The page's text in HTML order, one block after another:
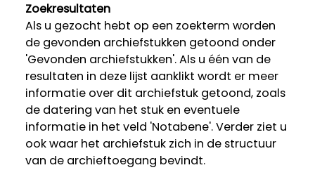
Zoekresultaten
Als u gezocht hebt op een zoekterm worden
de gevonden archiefstukken getoond onder
'Gevonden archiefstukken'. Als u één van de
resultaten in deze lijst aanklikt wordt er meer
informatie over dit archiefstuk getoond, zoals
de datering van het stuk en eventuele
informatie in het veld 'Notabene'. Verder ziet u
ook waar het archiefstuk zich in de structuur
van de archieftoegang bevindt.